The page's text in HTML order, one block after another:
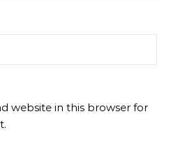
website in this browser for